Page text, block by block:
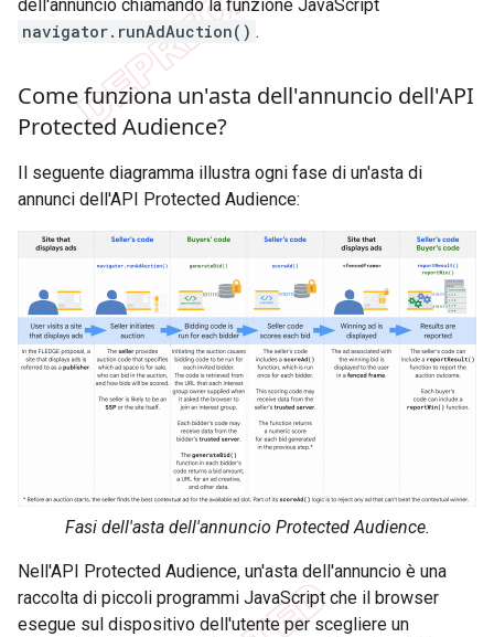
dell'annuncio chiamando la funzione JavaScript
navigator.runAdAuction() .
Come funziona un'asta dell'annuncio dell'API
Protected Audience?
Il seguente diagramma illustra ogni fase di un'asta di
annunci dell'API Protected Audience:
Fasi dell'asta dell'annuncio Protected Audience.
Nell'API Protected Audience, un'asta dell'annuncio è una
raccolta di piccoli programmi JavaScript che il browser
esegue sul dispositivo dell'utente per scegliere un